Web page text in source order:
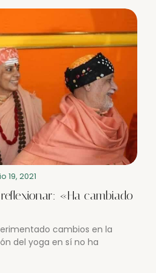
19, 2021
«Ha cambiado
cambios en la
del yoga en sí no ha